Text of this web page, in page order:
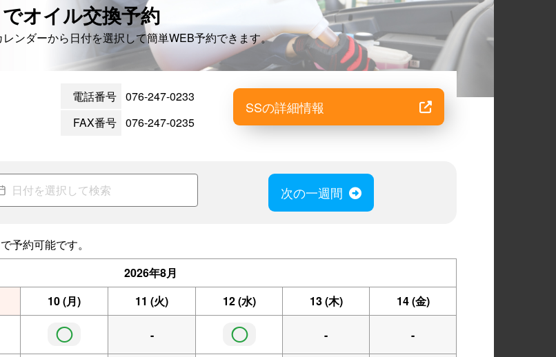
オイル交換予約
ンダーから日付を選択して簡単WEB予約できます。
電話番号 076-247-0233
FAX番号 076-247-0235
SSの詳細情報
次の一週間
予約可能です。
2026年8月
10(月) 11 (火) 12(水) 13(木) 14(金)
◯ - ◯ - -